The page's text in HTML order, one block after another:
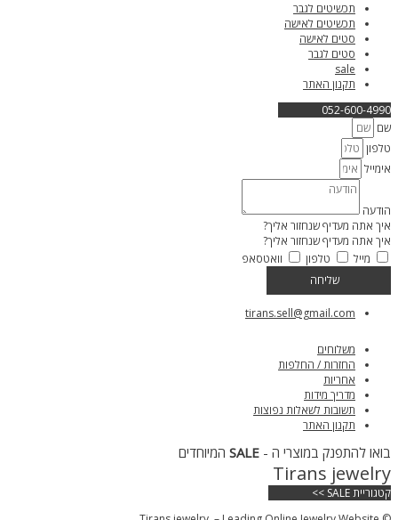
תכשיטים לגבר
תכשיטים לאישה
סטים לאישה
סטים לגבר
sale
תקנון האתר
052-600-4990
שם
טלפון
אימייל
הודעה
איך אתה מעדיף שנחזור אליך?
איך אתה מעדיף שנחזור אליך?
מייל
טלפון
וואטסאפ
שליחה
tirans.sell@gmail.com
משלוחים
החזרות / החלפות
אחריות
מדריך מידות
תשובות לשאלות נפוצות
תקנון האתר
בואו להתפנק במוצרי ה - SALE המיוחדים
Tirans jewelry
קטגוריית SALE >>